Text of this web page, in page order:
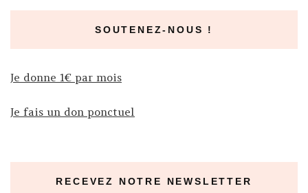
SOUTENEZ-NOUS !
Je donne 1€ par mois
Je fais un don ponctuel
RECEVEZ NOTRE NEWSLETTER